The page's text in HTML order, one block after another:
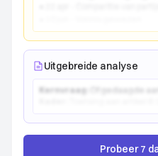
Uitgebreide analyse
Kernvraag:
Probeer 7